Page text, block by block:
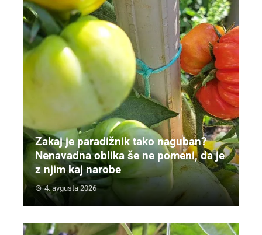
Zakaj je paradižnik tako naguban?
Nenavadna oblika še ne pomeni, da je
z njim kaj narobe
4. avgusta 2026